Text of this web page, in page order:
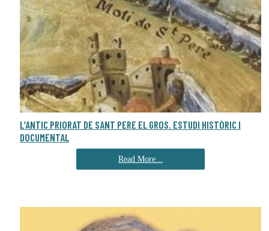
L’ANTIC PRIORAT DE SANT PERE EL GROS. ESTUDI HISTÒRIC I
DOCUMENTAL
Read More...